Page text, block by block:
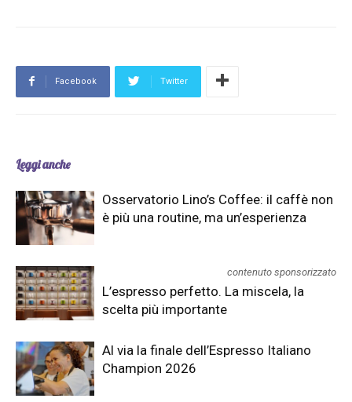
Facebook Twitter
Leggi anche
Osservatorio Lino’s Coffee: il caffè non
è più una routine, ma un’esperienza
contenuto sponsorizzato
L’espresso perfetto. La miscela, la
scelta più importante
Al via la finale dell’Espresso Italiano
Champion 2026